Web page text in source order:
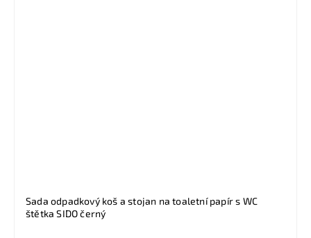
Sada odpadkový koš a stojan na toaletní papír s WC
štětka SIDO černý